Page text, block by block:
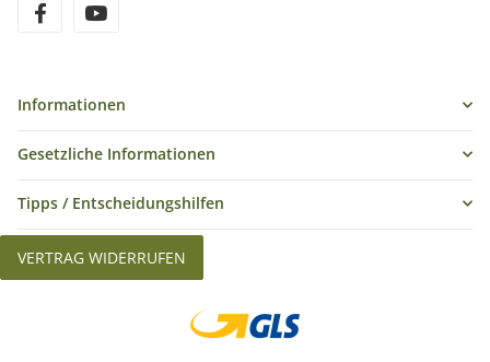
Informationen
Gesetzliche Informationen
Tipps / Entscheidungshilfen
VERTRAG WIDERRUFEN